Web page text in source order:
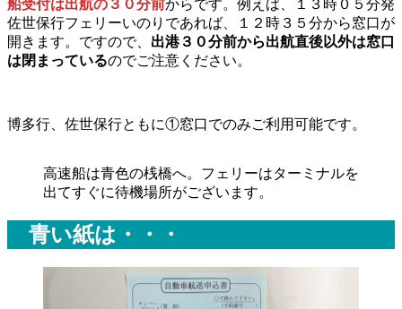
船受付は出航の３０分前からです。例えば、１３時０５分発
佐世保行フェリーいのりであれば、１２時３５分から窓口が
開きます。ですので、 出港３０分前から出航直後以外は窓口
は閉まっているのでご注意ください。
博多行、佐世保行ともに①窓口でのみご利用可能です。
高速船は青色の桟橋へ。フェリーはターミナルを
出てすぐに待機場所がございます。
青い紙は・・・